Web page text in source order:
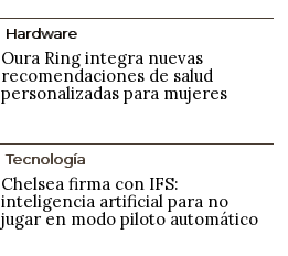
Hardware
Oura Ring integra nuevas
recomendaciones de salud
personalizadas para mujeres
Tecnología
Chelsea firma con IFS:
inteligencia artificial para no
jugar en modo piloto automático